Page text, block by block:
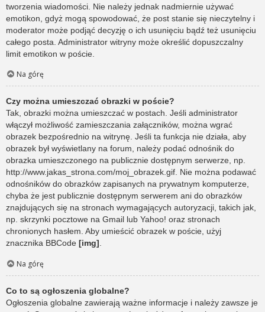
tworzenia wiadomości. Nie należy jednak nadmiernie używać
emotikon, gdyż mogą spowodować, że post stanie się nieczytelny i
moderator może podjąć decyzję o ich usunięciu bądź też usunięciu
całego posta. Administrator witryny może określić dopuszczalny
limit emotikon w poście.
Na górę
Czy można umieszczać obrazki w poście?
Tak, obrazki można umieszczać w postach. Jeśli administrator
włączył możliwość zamieszczania załączników, można wgrać
obrazek bezpośrednio na witrynę. Jeśli ta funkcja nie działa, aby
obrazek był wyświetlany na forum, należy podać odnośnik do
obrazka umieszczonego na publicznie dostępnym serwerze, np.
http://www.jakas_strona.com/moj_obrazek.gif. Nie można podawać
odnośników do obrazków zapisanych na prywatnym komputerze,
chyba że jest publicznie dostępnym serwerem ani do obrazków
znajdujących się na stronach wymagających autoryzacji, takich jak,
np. skrzynki pocztowe na Gmail lub Yahoo! oraz stronach
chronionych hasłem. Aby umieścić obrazek w poście, użyj
znacznika BBCode [img].
Na górę
Co to są ogłoszenia globalne?
Ogłoszenia globalne zawierają ważne informacje i należy zawsze je